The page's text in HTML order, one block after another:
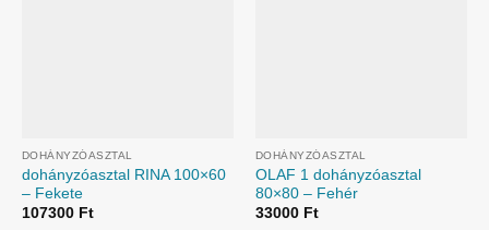
DOHÁNYZÓASZTAL
dohányzóasztal RINA 100×60
– Fekete
107300 Ft
DOHÁNYZÓASZTAL
OLAF 1 dohányzóasztal
80×80 – Fehér
33000 Ft